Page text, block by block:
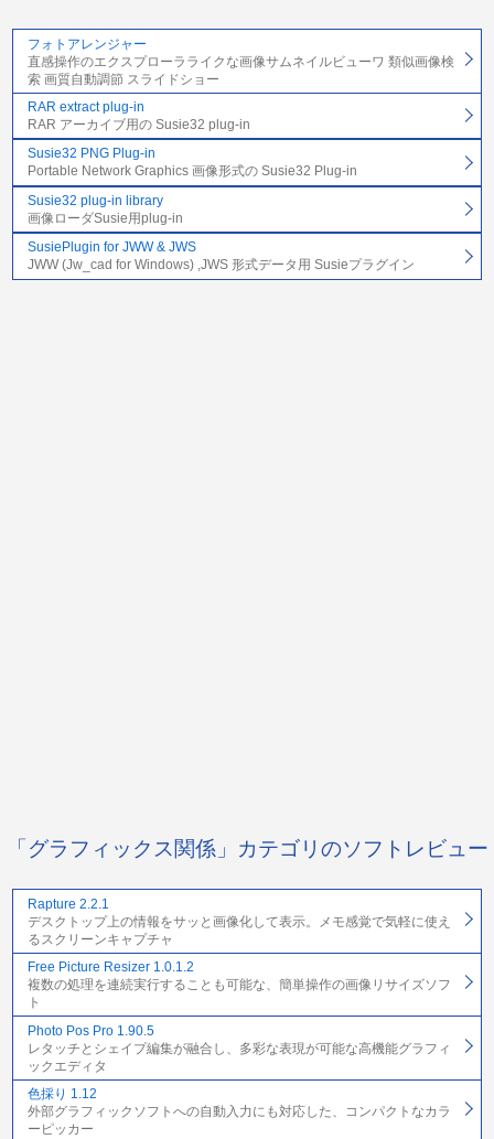
フォトアレンジャー
直感操作のエクスプローラライクな画像サムネイルビューワ 類似画像検
索 画質自動調節 スライドショー
RAR extract plug-in
RAR アーカイブ用の Susie32 plug-in
Susie32 PNG Plug-in
Portable Network Graphics 画像形式の Susie32 Plug-in
Susie32 plug-in library
画像ローダSusie用plug-in
SusiePlugin for JWW & JWS
JWW (Jw_cad for Windows) ,JWS 形式データ用 Susieプラグイン
「グラフィックス関係」カテゴリのソフトレビュー
Rapture 2.2.1
デスクトップ上の情報をサッと画像化して表示。メモ感覚で気軽に使え
るスクリーンキャプチャ
Free Picture Resizer 1.0.1.2
複数の処理を連続実行することも可能な、簡単操作の画像リサイズソフ
ト
Photo Pos Pro 1.90.5
レタッチとシェイプ編集が融合し、多彩な表現が可能な高機能グラフィ
ックエディタ
色採り 1.12
外部グラフィックソフトへの自動入力にも対応した、コンパクトなカラ
ーピッカー